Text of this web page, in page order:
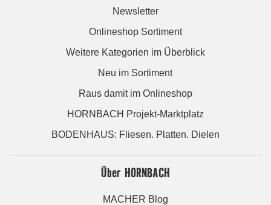
Newsletter
Onlineshop Sortiment
Weitere Kategorien im Überblick
Neu im Sortiment
Raus damit im Onlineshop
HORNBACH Projekt-Marktplatz
BODENHAUS: Fliesen. Platten. Dielen
Über HORNBACH
MACHER Blog